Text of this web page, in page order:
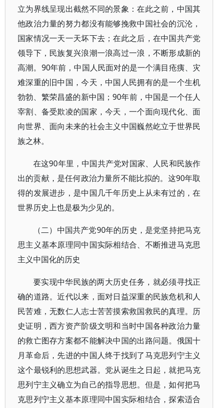
立为界线呈现出截然不同的景象：在此之前，中国其
他政治力量的努力都没有能够挽救中国社会的沉沦，
国家情况一天一天坏下去；在此之后，在中国共产党
领导下，民族复兴浪潮一浪高过一浪，不断形成新的
高潮。90年前，中国人民面对的是一个满目疮痍、灾
难深重的旧中国，今天，中国人民拥有的是一个生机
勃勃、繁荣昌盛的新中国；90年前，中国是一个任人
宰割、备受欺凌的国家，今天，一个面向现代化、面
向世界、面向未来的社会主义中国巍然屹立于世界民
族之林。
在这90年里，中国共产党对国家、人民和民族作
出的贡献，是任何政治力量所不能比拟的。这90年取
得的发展进步，是中国几千年历史上从未有过的，在
世界历史上也是极为少见的。
（二）中国共产党90年的历史，是党坚持把马克
思主义基本原理同中国实际相结合、不断推进马克思
主义中国化的历史
要实现中华民族的两大历史任务，就必须寻找正
确的道路。近代以来，面对日益深重的民族危机和人
民苦难，无数仁人志士苦苦摸索救国救民的真理。历
史证明，西方资产阶级文明和当时中国各种政治力量
的救亡图存方案都不能解决中国的出路问题。俄国十
月革命后，先进的中国人终于找到了马克思列宁主义
这个最锐利的思想武器。党从诞生之日起，就把马克
思列宁主义确立为自己的指导思想。但是，如何把马
克思列宁主义基本原理同中国实际相结合，探索适合